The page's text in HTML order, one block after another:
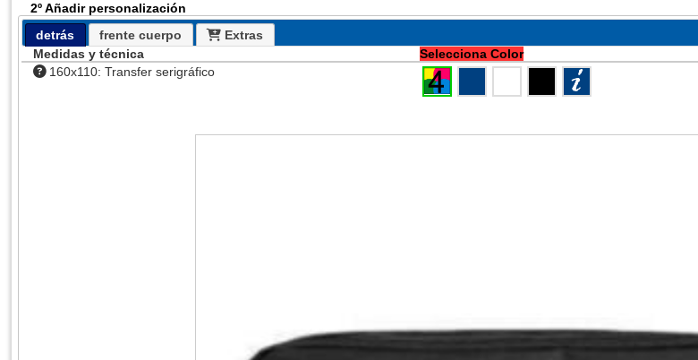
2º Añadir personalización
detrás
frente cuerpo
Extras
Medidas y técnica
Selecciona Color
160x110: Transfer serigráfico